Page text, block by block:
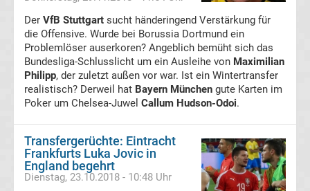
Handball
international
Boxen
News
Der VfB Stuttgart sucht händeringend Verstärkung für
die Offensive. Wurde bei Borussia Dortmund ein
Problemlöser auserkoren? Angeblich bemüht sich das
Bundesliga-Schlusslicht um ein Ausleihe von Maximilian
Philipp, der zuletzt außen vor war. Ist ein Wintertransfer
realistisch? Derweil hat Bayern München gute Karten im
Poker um Chelsea-Juwel Callum Hudson-Odoi.
Transfergerüchte: Eintracht
Frankfurts Luka Jovic in
England begehrt
Dienstag, 23.10.2018 - 10:48 Uhr